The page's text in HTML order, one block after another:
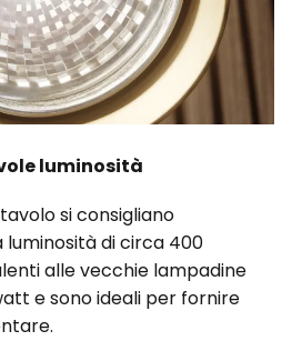
luminosità
si consigliano
luminosità di circa 400
alle vecchie lampadine
e sono ideali per fornire